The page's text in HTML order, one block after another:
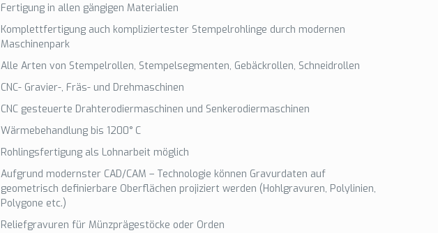
Fertigung in allen gängigen Materialien
Komplettfertigung auch kompliziertester Stempelrohlinge durch modernen
Maschinenpark
Alle Arten von Stempelrollen, Stempelsegmenten, Gebäckrollen, Schneidrollen
CNC- Gravier-, Fräs- und Drehmaschinen
CNC gesteuerte Drahterodiermaschinen und Senkerodiermaschinen
Wärmebehandlung bis 1200° C
Rohlingsfertigung als Lohnarbeit möglich
Aufgrund modernster CAD/CAM – Technologie können Gravurdaten auf
geometrisch definierbare Oberflächen projiziert werden (Hohlgravuren, Polylinien,
Polygone etc.)
Reliefgravuren für Münzprägestöcke oder Orden